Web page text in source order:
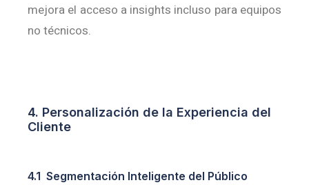
mejora el acceso a insights incluso para equipos
no técnicos.
4. Personalización de la Experiencia del
Cliente
4.1 Segmentación Inteligente del Público